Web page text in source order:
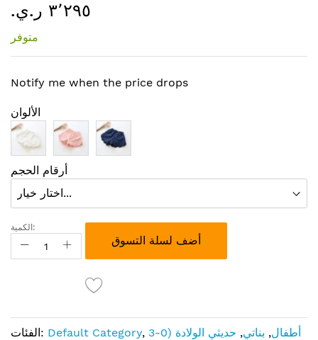
إلى
معرض
الصور
٣٬٢٩٥ ر.ي.‏
متوفر
Notify me when the price drops
الألوان
أرقام الحجم
الكمية:
أضف لسلة التسوق
الفئات: Default Category, أطفال, بناتي,
حديثي الولادة (0-3